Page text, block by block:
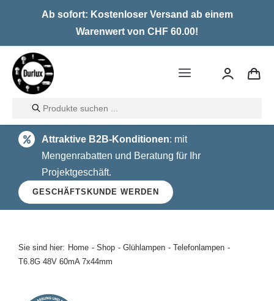
Ab sofort: Kostenloser Versand ab einem
Warenwert von CHF 60.00!
Toggle
Home
LED
Halogen
Glühlampen
Kontakt
Products
search
Attraktive B2B-Konditionen: mit
Mengenrabatten und Beratung für Ihr
Projektgeschäft.
GESCHÄFTSKUNDE WERDEN
Sie sind hier: Home Shop Glühlampen
Telefonlampen
T6.8G 48V 60mA 7x44mm